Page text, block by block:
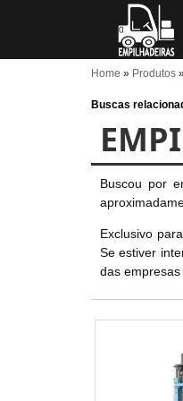
Home » Produtos
Buscas
Buscou por
Exclusivo
Se estiver
das